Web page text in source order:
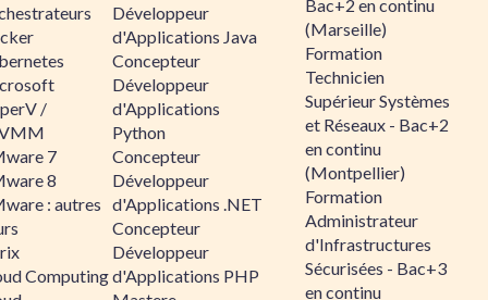
/
7
8
: autres
Computing
Développeur
d'Applications Java
Concepteur
Développeur
d'Applications
Python
Concepteur
Développeur
d'Applications .NET
Concepteur
Développeur
d'Applications PHP
Bac+2 en continu
(Marseille)
Formation
Technicien
Supérieur Systèmes
et Réseaux - Bac+2
en continu
(Montpellier)
Formation
Administrateur
d'Infrastructures
Sécurisées - Bac+3
en continu